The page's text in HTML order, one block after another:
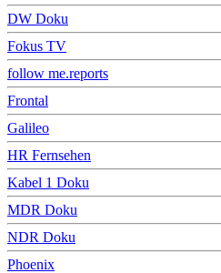
DW Doku
Fokus TV
follow me.reports
Frontal
Galileo
HR Fernsehen
Kabel 1 Doku
MDR Doku
NDR Doku
Phoenix